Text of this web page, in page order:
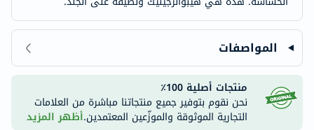
المواصفات
منتجات أصلية 100٪
نحن نقوم بتوفير جميع منتجاتنا مباشرة من العلامات
التجارية الموثوقة والموزّعين المعتمدين.أظهر المزيد